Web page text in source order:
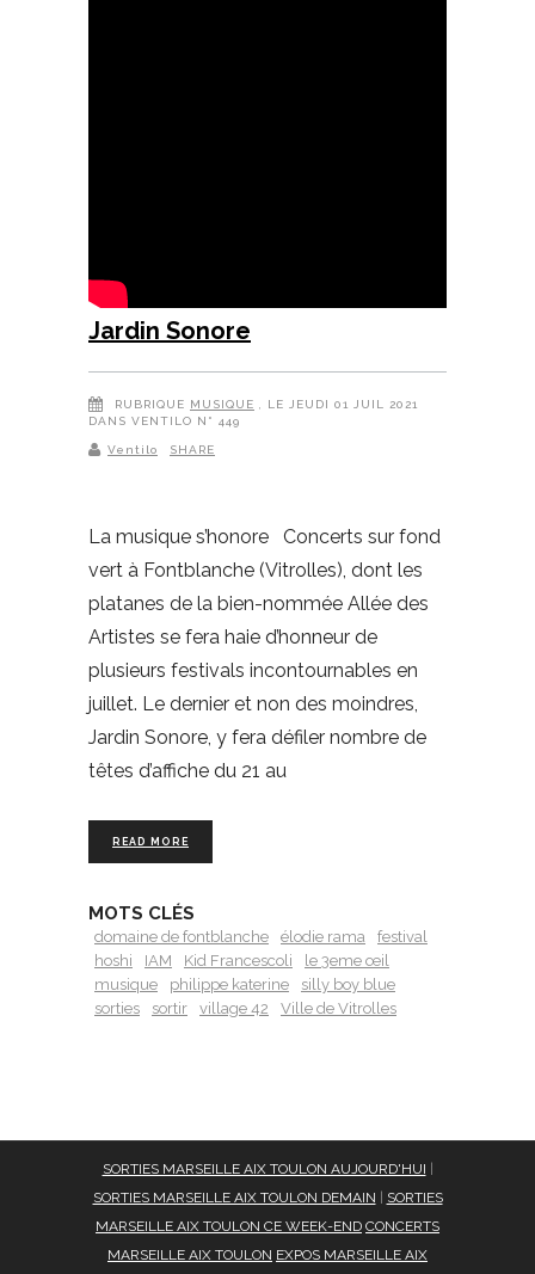
Jardin Sonore
RUBRIQUE MUSIQUE
, LE JEUDI 01 JUIL 2021
DANS VENTILO N° 449
Ventilo SHARE
La musique s’honore Concerts sur fond
vert à Fontblanche (Vitrolles), dont les
platanes de la bien-nommée Allée des
Artistes se fera haie d’honneur de
plusieurs festivals incontournables en
juillet. Le dernier et non des moindres,
Jardin Sonore, y fera défiler nombre de
têtes d’affiche du 21 au
READ MORE
MOTS CLÉS
domaine de fontblanche élodie rama
festival
hoshi
IAM Kid Francescoli
le 3eme œil
musique
philippe katerine
silly boy blue
sorties
sortir village 42 Ville de Vitrolles
SORTIES MARSEILLE AIX TOULON AUJOURD'HUI
SORTIES MARSEILLE AIX TOULON DEMAIN
SORTIES
MARSEILLE AIX TOULON CE WEEK-END CONCERTS
MARSEILLE AIX TOULON EXPOS MARSEILLE AIX